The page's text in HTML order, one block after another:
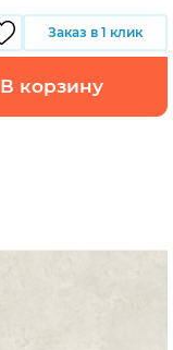
Заказ в 1 клик
В корзину